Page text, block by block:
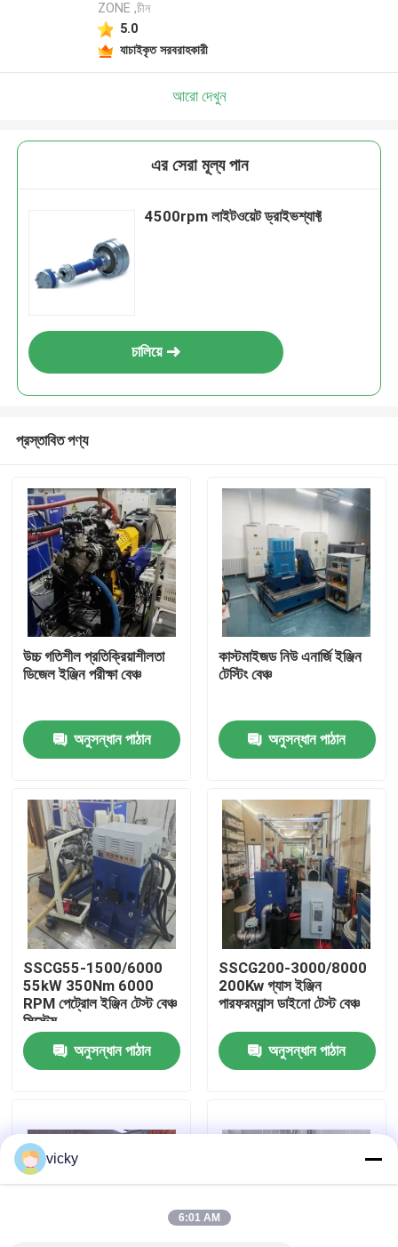
আমাদের সম্বন্ধে
কারখানা ভ্রমণ
যোগাযোগ করুন
খবর
টর্ক ডায়নামিটার
ZONE ,চীন
5.0
যাচাইকৃত সরবরাহকারী
আরো দেখুন
এর সেরা মূল্য পান
4500rpm লাইটওয়েট ড্রাইভশ্যাফ্ট
চালিয়ে
প্রস্তাবিত পণ্য
উচ্চ গতিশীল প্রতিক্রিয়াশীলতা
ডিজেল ইঞ্জিন পরীক্ষা বেঞ্চ
অনুসন্ধান পাঠান
কাস্টমাইজড নিউ এনার্জি ইঞ্জিন
টেস্টিং বেঞ্চ
অনুসন্ধান পাঠান
SSCG55-1500/6000
55kW 350Nm 6000
RPM পেট্রোল ইঞ্জিন টেস্ট বেঞ্চ
সিস্টেম
অনুসন্ধান পাঠান
SSCG200-3000/8000
200Kw গ্যাস ইঞ্জিন
পারফরম্যান্স ডাইনো টেস্ট বেঞ্চ
অনুসন্ধান পাঠান
vicky
6:01 AM